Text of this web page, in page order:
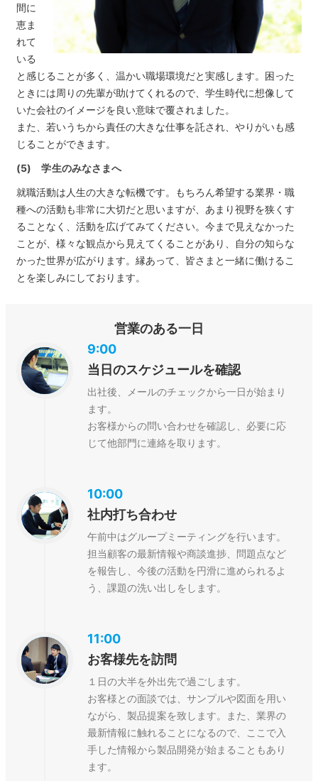
間に
恵ま
れて
いる
と感じることが多く、温かい職場環境だと実感します。困った
ときには周りの先輩が助けてくれるので、学生時代に想像して
いた会社のイメージを良い意味で覆されました。
また、若いうちから責任の大きな仕事を託され、やりがいも感
じることができます。
(5) 学生のみなさまへ
就職活動は人生の大きな転機です。もちろん希望する業界・職
種への活動も非常に大切だと思いますが、あまり視野を狭くす
ることなく、活動を広げてみてください。今まで見えなかった
ことが、様々な観点から見えてくることがあり、自分の知らな
かった世界が広がります。縁あって、皆さまと一緒に働けるこ
とを楽しみにしております。
営業のある一日
9:00
当日のスケジュールを確認
出社後、メールのチェックから一日が始まり
ます。
お客様からの問い合わせを確認し、必要に応
じて他部門に連絡を取ります。
10:00
社内打ち合わせ
午前中はグループミーティングを行います。
担当顧客の最新情報や商談進捗、問題点など
を報告し、今後の活動を円滑に進められるよ
う、課題の洗い出しをします。
11:00
お客様先を訪問
１日の大半を外出先で過ごします。
お客様との面談では、サンプルや図面を用い
ながら、製品提案を致します。また、業界の
最新情報に触れることになるので、ここで入
手した情報から製品開発が始まることもあり
ます。